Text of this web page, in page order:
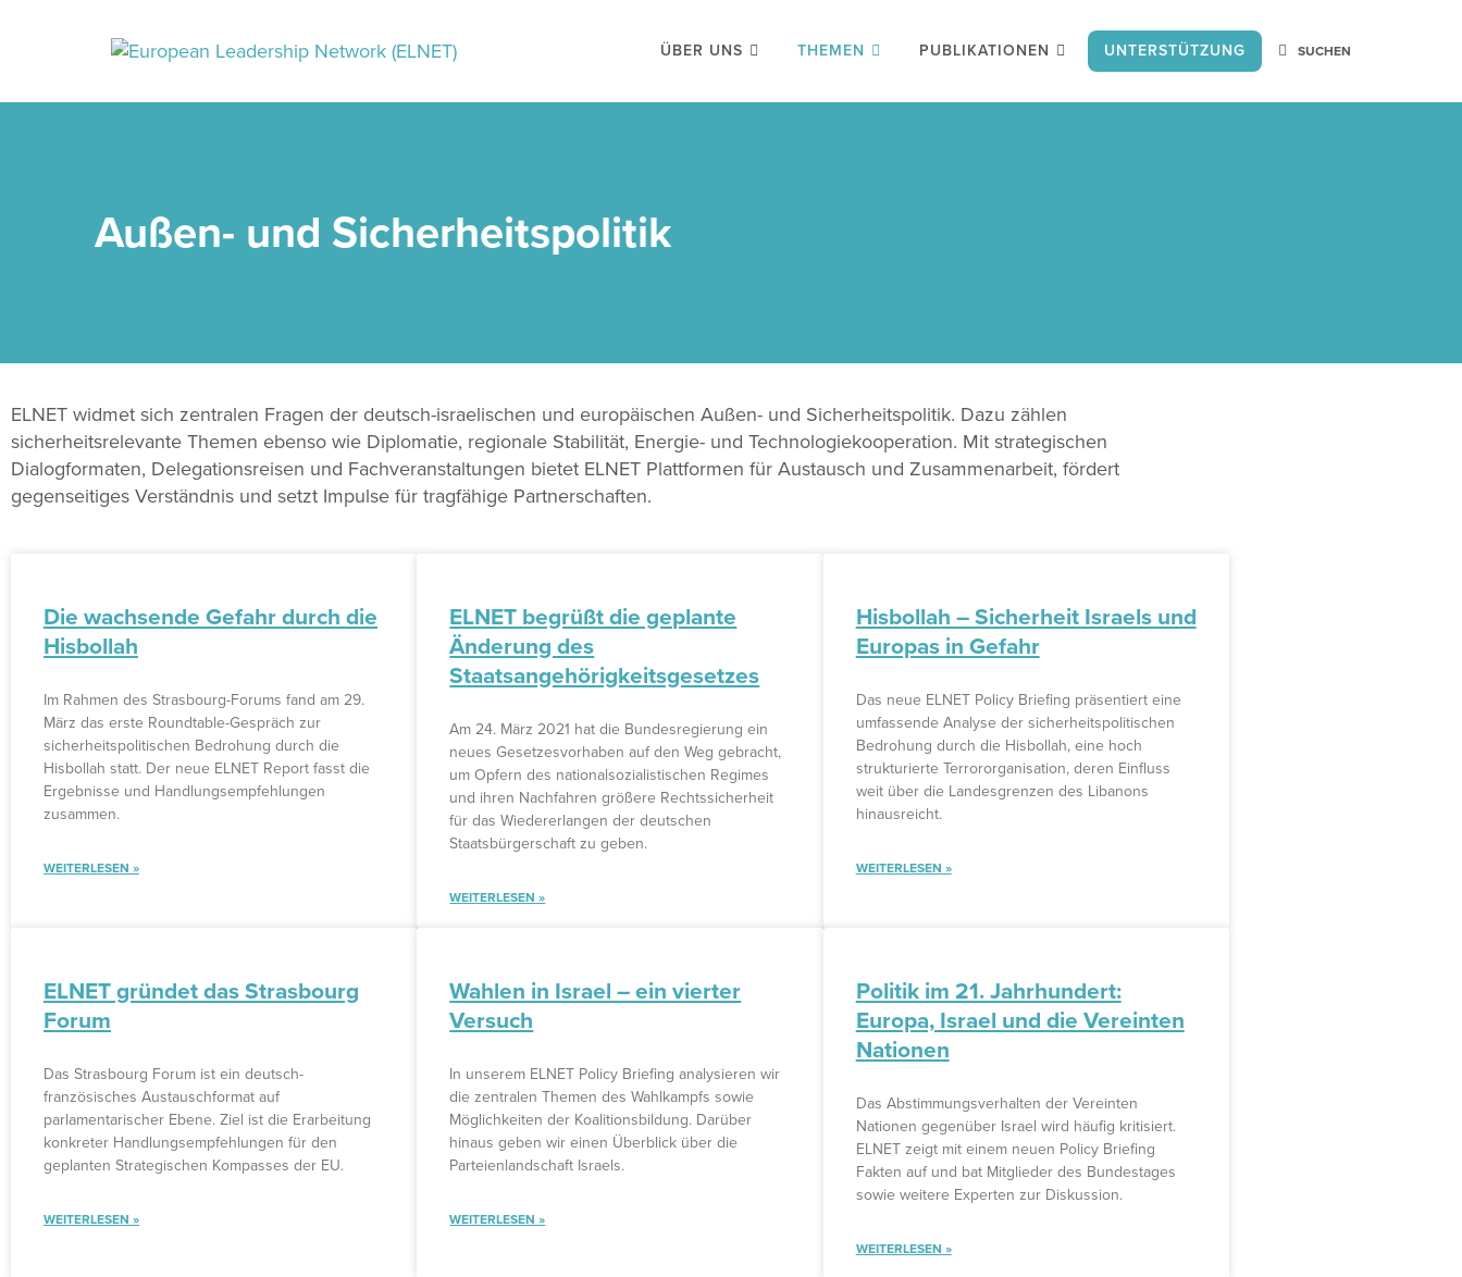
ÜBER UNS THEMEN PUBLIKATIONEN UNTERSTÜTZUNG
Außen- und Sicherheitspolitik
ELNET widmet sich zentralen Fragen der deutsch-israelischen und europäischen Außen- und Sicherheitspolitik. Dazu zählen
sicherheitsrelevante Themen ebenso wie Diplomatie, regionale Stabilität, Energie- und Technologiekooperation. Mit strategischen
Dialogformaten, Delegationsreisen und Fachveranstaltungen bietet ELNET Plattformen für Austausch und Zusammenarbeit, fördert
gegenseitiges Verständnis und setzt Impulse für tragfähige Partnerschaften.
Die wachsende Gefahr durch die
Hisbollah
Im Rahmen des Strasbourg-Forums fand am 29.
März das erste Roundtable-Gespräch zur
sicherheitspolitischen Bedrohung durch die
Hisbollah statt. Der neue ELNET Report fasst die
Ergebnisse und Handlungsempfehlungen
zusammen.
WEITERLESEN »
ELNET begrüßt die geplante
Änderung des
Staatsangehörigkeitsgesetzes
Am 24. März 2021 hat die Bundesregierung ein
neues Gesetzesvorhaben auf den Weg gebracht,
um Opfern des nationalsozialistischen Regimes
und ihren Nachfahren größere Rechtssicherheit
für das Wiedererlangen der deutschen
Staatsbürgerschaft zu geben.
WEITERLESEN »
Hisbollah – Sicherheit Israels und
Europas in Gefahr
Das neue ELNET Policy Briefing präsentiert eine
umfassende Analyse der sicherheitspolitischen
Bedrohung durch die Hisbollah, eine hoch
strukturierte Terrororganisation, deren Einfluss
weit über die Landesgrenzen des Libanons
hinausreicht.
WEITERLESEN »
ELNET gründet das Strasbourg
Forum
Das Strasbourg Forum ist ein deutsch-
französisches Austauschformat auf
parlamentarischer Ebene. Ziel ist die Erarbeitung
konkreter Handlungsempfehlungen für den
geplanten Strategischen Kompasses der EU.
WEITERLESEN »
Wahlen in Israel – ein vierter
Versuch
In unserem ELNET Policy Briefing analysieren wir
die zentralen Themen des Wahlkampfs sowie
Möglichkeiten der Koalitionsbildung. Darüber
hinaus geben wir einen Überblick über die
Parteienlandschaft Israels.
WEITERLESEN »
Politik im 21. Jahrhundert:
Europa, Israel und die Vereinten
Nationen
Das Abstimmungsverhalten der Vereinten
Nationen gegenüber Israel wird häufig kritisiert.
ELNET zeigt mit einem neuen Policy Briefing
Fakten auf und bat Mitglieder des Bundestages
sowie weitere Experten zur Diskussion.
WEITERLESEN »